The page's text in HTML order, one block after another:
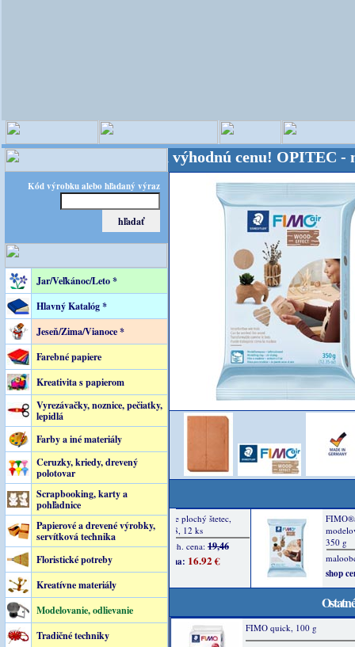
Kód výrobku alebo hľadaný výraz
Jar/Veľkánoc/Leto *
Hlavný Katalóg *
Jeseň/Zima/Vianoce *
Farebné papiere
Kreativita s papierom
Vyrezávačky, noznice, pečiatky,
lepidlá
Farby a iné materiály
Ceruzky, kriedy, drevený
polotovar
Scrapbooking, karty a
pohľadnice
Papierové a drevené výrobky,
servítková technika
Floristické potreby
Kreatívne materiály
Modelovanie, odlievanie
Tradičné techniky
- Kvalita za výhodnú cenu! OPITEC - majster
FIMO quick, 100 g